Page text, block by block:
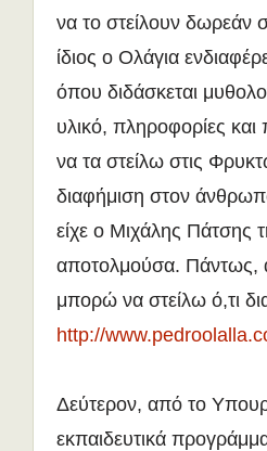
να το στείλουν δωρεάν
ίδιος ο Ολάγια
όπου διδάσκεται
υλικό, πληροφορίες
να τα στείλω στις
διαφήμιση στον
είχε ο Μιχάλης Πάτσης
αποτολμούσα. Πάντως,
μπορώ να στείλω ό,τι
http://
Δεύτερον, από το
εκπαιδευτικά